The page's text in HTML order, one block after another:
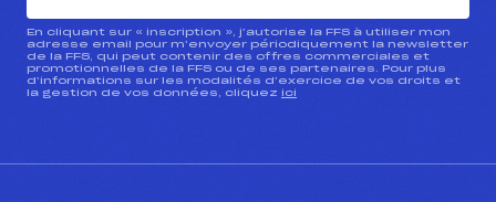
En cliquant sur « inscription », j’autorise la FFS à utiliser mon
adresse email pour m’envoyer périodiquement la newsletter
de la FFS, qui peut contenir des offres commerciales et
promotionnelles de la FFS ou de ses partenaires. Pour plus
d’informations sur les modalités d’exercice de vos droits et
la gestion de vos données, cliquez ici